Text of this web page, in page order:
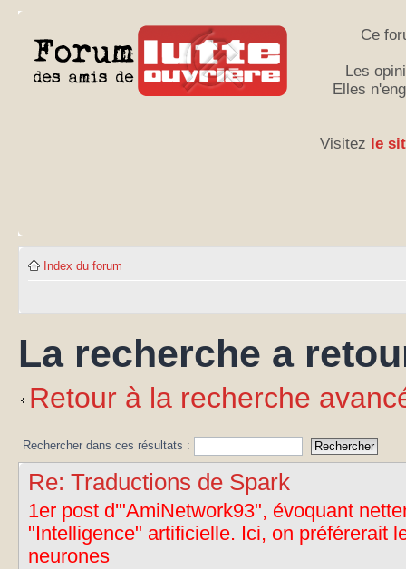
Ce
Les
Elles
Visitez le
Index du forum
La recherche a
Retour à la recherche
Rechercher dans ces résultats :
Re: Traductions de Spark
1er post d'"AmiNetwork93", évoquant
"Intelligence" artificielle. Ici, on préférerait
neurones